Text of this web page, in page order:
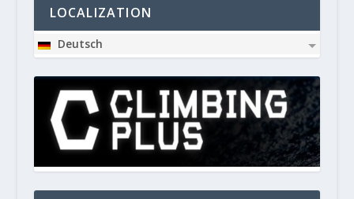
LOCALIZATION
Deutsch